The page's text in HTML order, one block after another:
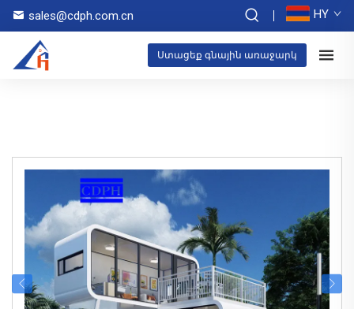
sales@cdph.com.cn HY
Ստացեք գնային առաջարկ